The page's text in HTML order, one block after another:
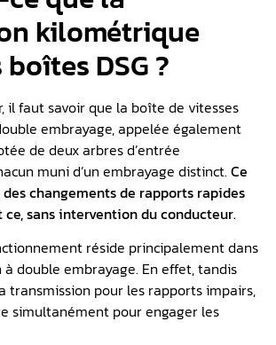
kilométrique
DSG ?
il faut savoir que la boîte de vitesses
embrayage, appelée également
de deux arbres d’entrée
muni d’un embrayage distinct. Ce
changements de rapports rapides
ce, sans intervention du conducteur.
réside principalement dans
double embrayage. En effet, tandis
transmission pour les rapports impairs,
simultanément pour engager les